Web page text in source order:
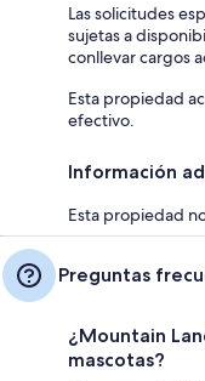
Las solicitudes
sujetas a
conllevar cargos
Esta propiedad
efectivo.
Información
Esta propiedad
Preguntas
¿Mountain
mascotas?